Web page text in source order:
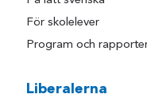
För skolelever
Program och
Liberalerna